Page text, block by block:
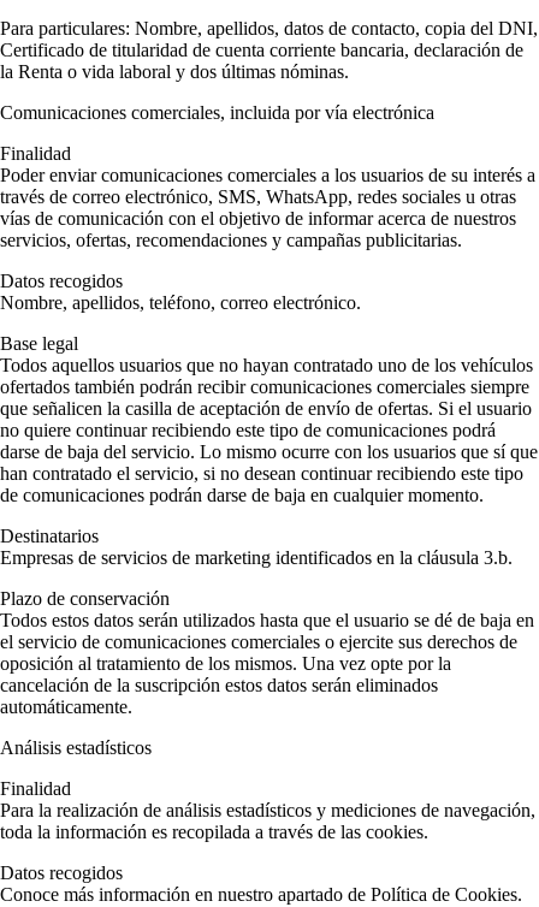
Para particulares: Nombre, apellidos, datos de contacto, copia del DNI,
Certificado de titularidad de cuenta corriente bancaria, declaración de
la Renta o vida laboral y dos últimas nóminas.
Comunicaciones comerciales, incluida por vía electrónica
Finalidad
Poder enviar comunicaciones comerciales a los usuarios de su interés a
través de correo electrónico, SMS, WhatsApp, redes sociales u otras
vías de comunicación con el objetivo de informar acerca de nuestros
servicios, ofertas, recomendaciones y campañas publicitarias.
Datos recogidos
Nombre, apellidos, teléfono, correo electrónico.
Base legal
Todos aquellos usuarios que no hayan contratado uno de los vehículos
ofertados también podrán recibir comunicaciones comerciales siempre
que señalicen la casilla de aceptación de envío de ofertas. Si el usuario
no quiere continuar recibiendo este tipo de comunicaciones podrá
darse de baja del servicio. Lo mismo ocurre con los usuarios que sí que
han contratado el servicio, si no desean continuar recibiendo este tipo
de comunicaciones podrán darse de baja en cualquier momento.
Destinatarios
Empresas de servicios de marketing identificados en la cláusula 3.b.
Plazo de conservación
Todos estos datos serán utilizados hasta que el usuario se dé de baja en
el servicio de comunicaciones comerciales o ejercite sus derechos de
oposición al tratamiento de los mismos. Una vez opte por la
cancelación de la suscripción estos datos serán eliminados
automáticamente.
Análisis estadísticos
Finalidad
Para la realización de análisis estadísticos y mediciones de navegación,
toda la información es recopilada a través de las cookies.
Datos recogidos
Conoce más información en nuestro apartado de Política de Cookies.